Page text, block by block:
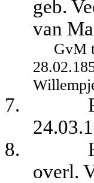
geb.
van
GvM
7.
8.
overl.